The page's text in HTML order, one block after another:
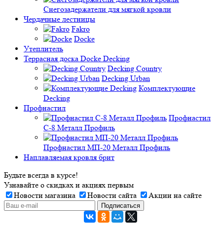
Снегозадержатели для мягкой кровли
Чердачные лестницы
Fakro
Docke
Утеплитель
Террасная доска Docke Decking
Decking Country
Decking Urban
Комплектующие
Decking
Профнастил
Профнастил
C-8 Металл Профиль
Профнастил МП-20 Металл Профиль
Наплавляемая кровля брит
Будьте всегда в курсе!
Узнавайте о скидках и акциях первым
Новости магазина
Новости сайта Акции на сайте